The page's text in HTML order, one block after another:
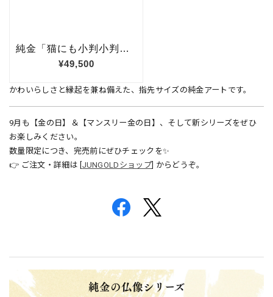
かわいらしさと縁起を兼ね備えた、指先サイズの純金アートです。
9月も【金の日】＆【マンスリー金の日】、そして新シリーズをぜひ
お楽しみください。
数量限定につき、完売前にぜひチェックを✨
👉 ご注文・詳細は [ JUNGOLDショップ ] からどうぞ。